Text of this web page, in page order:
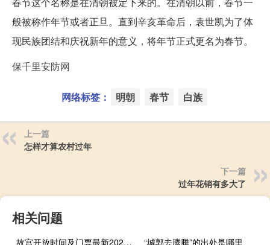
般被称作年节或者正旦。直到辛亥革命后，袁世凯为了体
现民族团结和庆祝新年的意义，将年节正式更名为春节。
保千里安防网
网络标签： 明朝 春节 白族
上一篇
怎样才算农村过年
下一篇
过年花销有多大了
相关问题
故宫开放时间及门票最新2021（故宫开放时间及门票）
“城郭去腾腾”的出处是哪里